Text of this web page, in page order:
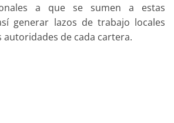
a que se sumen a estas
generar lazos de trabajo locales
autoridades de cada cartera.